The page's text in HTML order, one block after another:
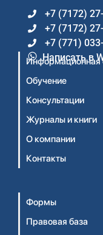
+7 (7172)
+7 (7172)
+7 (771)
Написать в
Информационная
Обучение
Консультации
Журналы и книги
О компании
Контакты
Формы
Правовая база